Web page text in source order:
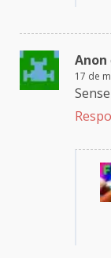
Anon
17 de